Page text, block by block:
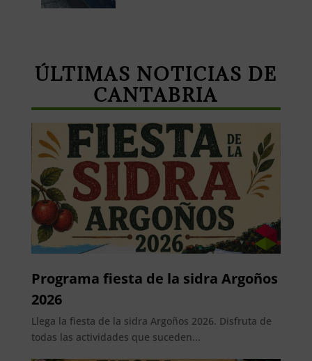
ÚLTIMAS NOTICIAS DE
CANTABRIA
Programa fiesta de la sidra Argoños
2026
Llega la fiesta de la sidra Argoños 2026. Disfruta de
todas las actividades que suceden...